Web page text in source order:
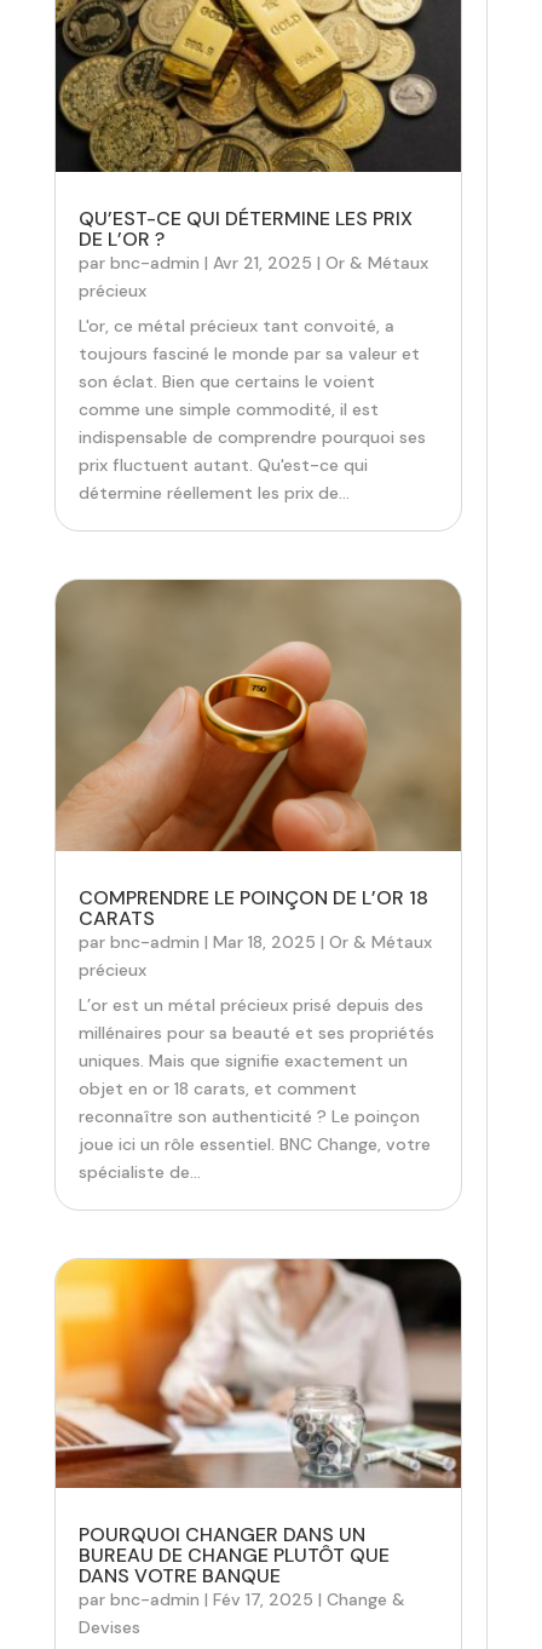
QU’EST-CE QUI DÉTERMINE LES PRIX
DE L’OR ?
par bnc-admin | Avr 21, 2025 | Or & Métaux
précieux
L'or, ce métal précieux tant convoité, a
toujours fasciné le monde par sa valeur et
son éclat. Bien que certains le voient
comme une simple commodité, il est
indispensable de comprendre pourquoi ses
prix fluctuent autant. Qu'est-ce qui
détermine réellement les prix de...
COMPRENDRE LE POINÇON DE L’OR 18
CARATS
par bnc-admin | Mar 18, 2025 | Or & Métaux
précieux
L’or est un métal précieux prisé depuis des
millénaires pour sa beauté et ses propriétés
uniques. Mais que signifie exactement un
objet en or 18 carats, et comment
reconnaître son authenticité ? Le poinçon
joue ici un rôle essentiel. BNC Change, votre
spécialiste de...
POURQUOI CHANGER DANS UN
BUREAU DE CHANGE PLUTÔT QUE
DANS VOTRE BANQUE
par bnc-admin | Fév 17, 2025 | Change &
Devises